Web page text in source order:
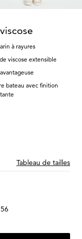
à rayures
viscose extensible
bateau avec finition
Tableau de tailles
56